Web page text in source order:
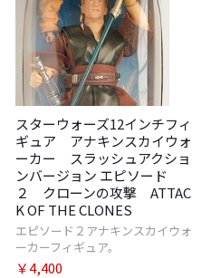
スターウォーズ12インチフィ
ギュア アナキンスカイウォ
ーカー スラッシュアクショ
ンバージョン エピソード
２ クローンの攻撃 ATTAC
K OF THE CLONES
エピソード２アナキンスカイウォ
ーカーフィギュア。
￥4,400